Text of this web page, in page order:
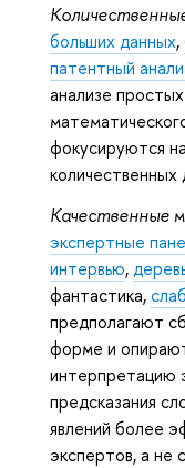
больших данных,
патентный
анализе
фокусируются
количественных
Качественные
экспертные
интервью,
фантастика,
предполагают
форме и
интерпретацию
предсказания
явлений более
экспертов, а не